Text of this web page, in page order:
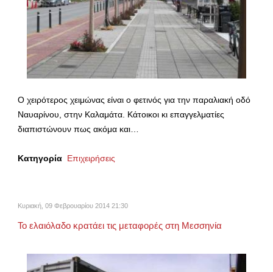
Ο χειρότερος χειμώνας είναι ο φετινός για την παραλιακή οδό
Ναυαρίνου, στην Καλαμάτα. Κάτοικοι κι επαγγελματίες
διαπιστώνουν πως ακόμα και…
Κατηγορία Επιχειρήσεις
Κυριακή, 09 Φεβρουαρίου 2014 21:30
Το ελαιόλαδο κρατάει τις μεταφορές στη Μεσσηνία